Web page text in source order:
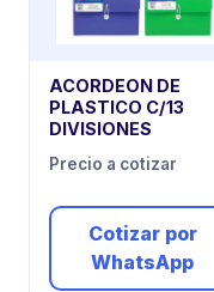
ACORDEON DE
PLASTICO C/13
DIVISIONES
Precio a cotizar
Cotizar por
WhatsApp